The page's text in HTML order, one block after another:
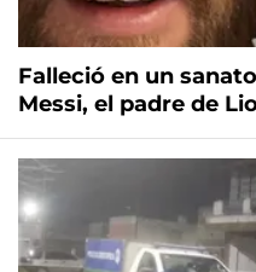
Falleció en un
Messi, el padre de